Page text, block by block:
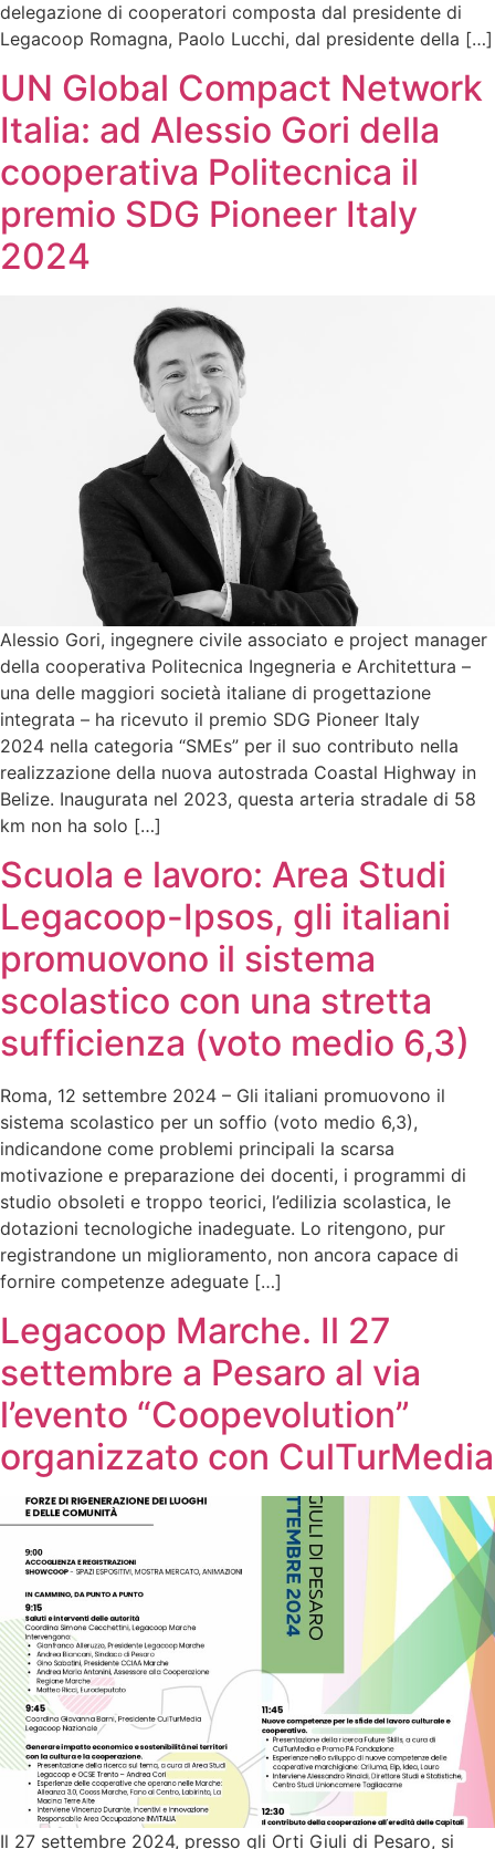
delegazione di cooperatori composta dal presidente di
Legacoop Romagna, Paolo Lucchi, dal presidente della […]
UN Global Compact Network
Italia: ad Alessio Gori della
cooperativa Politecnica il
premio SDG Pioneer Italy
2024
Alessio Gori, ingegnere civile associato e project manager
della cooperativa Politecnica Ingegneria e Architettura –
una delle maggiori società italiane di progettazione
integrata – ha ricevuto il premio SDG Pioneer Italy
2024 nella categoria “SMEs” per il suo contributo nella
realizzazione della nuova autostrada Coastal Highway in
Belize. Inaugurata nel 2023, questa arteria stradale di 58
km non ha solo […]
Scuola e lavoro: Area Studi
Legacoop-Ipsos, gli italiani
promuovono il sistema
scolastico con una stretta
sufficienza (voto medio 6,3)
Roma, 12 settembre 2024 – Gli italiani promuovono il
sistema scolastico per un soffio (voto medio 6,3),
indicandone come problemi principali la scarsa
motivazione e preparazione dei docenti, i programmi di
studio obsoleti e troppo teorici, l’edilizia scolastica, le
dotazioni tecnologiche inadeguate. Lo ritengono, pur
registrandone un miglioramento, non ancora capace di
fornire competenze adeguate […]
Legacoop Marche. Il 27
settembre a Pesaro al via
l’evento “Coopevolution”
organizzato con CulTurMedia
Il 27 settembre 2024, presso gli Orti Giuli di Pesaro, si